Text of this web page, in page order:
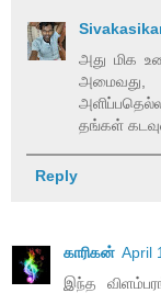
அது மிக
அமைவது,
தங்கள்
Reply
காரிகன் April
இந்த